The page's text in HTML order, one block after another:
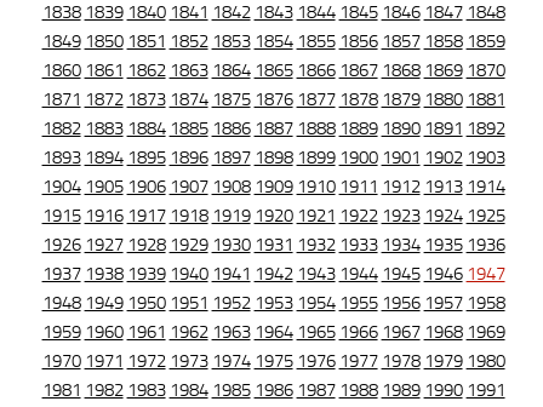
1838 1839 1840 1841 1842 1843 1844 1845 1846 1847 1848
1849 1850 1851 1852 1853 1854 1855 1856 1857 1858 1859
1860 1861 1862 1863 1864 1865 1866 1867 1868 1869 1870
1871 1872 1873 1874 1875 1876 1877 1878 1879 1880 1881
1882 1883 1884 1885 1886 1887 1888 1889 1890 1891 1892
1893 1894 1895 1896 1897 1898 1899 1900 1901 1902 1903
1904 1905 1906 1907 1908 1909 1910 1911 1912 1913 1914
1915 1916 1917 1918 1919 1920 1921 1922 1923 1924 1925
1926 1927 1928 1929 1930 1931 1932 1933 1934 1935 1936
1937 1938 1939 1940 1941 1942 1943 1944 1945 1946 1947
1948 1949 1950 1951 1952 1953 1954 1955 1956 1957 1958
1959 1960 1961 1962 1963 1964 1965 1966 1967 1968 1969
1970 1971 1972 1973 1974 1975 1976 1977 1978 1979 1980
1981 1982 1983 1984 1985 1986 1987 1988 1989 1990 1991